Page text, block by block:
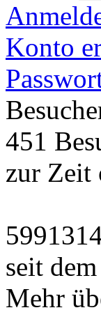
Konto
451
zur Zeit
seit
Mehr